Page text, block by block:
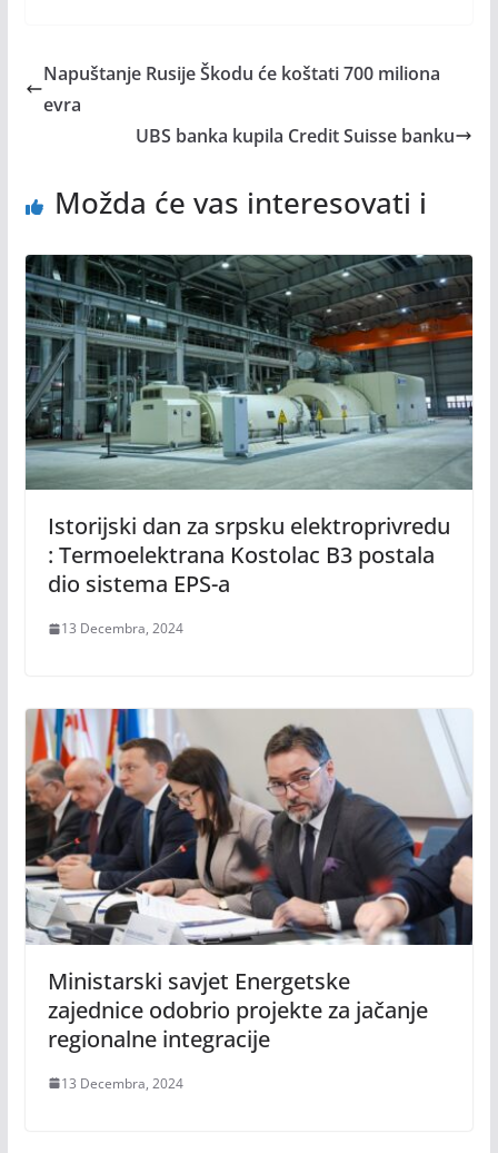
Napuštanje Rusije Škodu će koštati 700 miliona
evra
UBS banka kupila Credit Suisse banku
Možda će vas interesovati i
Istorijski dan za srpsku elektroprivredu
: Termoelektrana Kostolac B3 postala
dio sistema EPS-a
13 Decembra, 2024
Ministarski savjet Energetske
zajednice odobrio projekte za jačanje
regionalne integracije
13 Decembra, 2024